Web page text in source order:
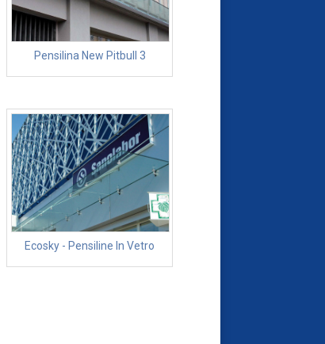
Pensilina New Pitbull 3
Ecosky - Pensiline In Vetro